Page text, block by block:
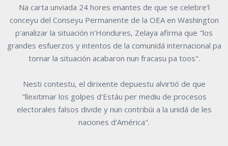
Na carta unviada 24 hores enantes de que se celebre'l
conceyu del Conseyu Permanente de la OEA en Washington
p'analizar la situación n'Hondures, Zelaya afirma que "los
grandes esfuerzos y intentos de la comunidá internacional pa
tornar la situación acabaron nun fracasu pa toos".
Nesti contestu, el dirixente depuestu alvirtió de que
"llexitimar los golpes d'Estáu per mediu de procesos
electorales falsos divide y nun contribúi a la unidá de les
naciones d'América".